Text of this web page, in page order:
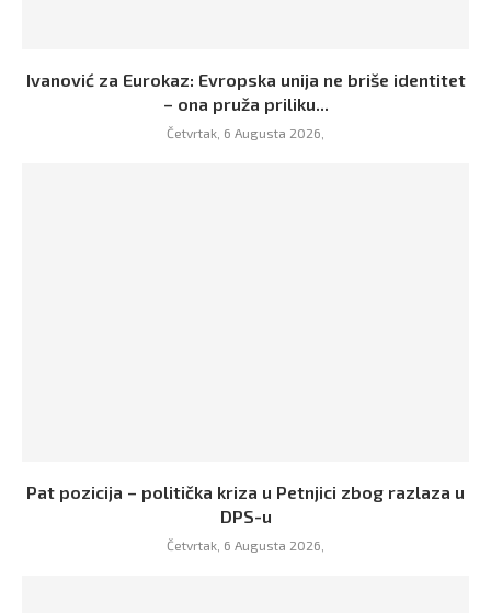
Ivanović za Eurokaz: Evropska unija ne briše identitet
– ona pruža priliku...
Četvrtak, 6 Augusta 2026,
Pat pozicija – politička kriza u Petnjici zbog razlaza u
DPS-u
Četvrtak, 6 Augusta 2026,